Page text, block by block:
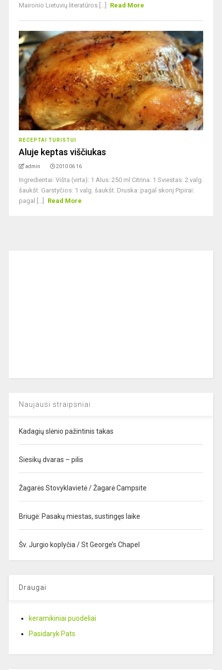
Maironio Lietuvių literatūros [...]
Read More
RECEPTAI TURISTUI
Aluje keptas viščiukas
admin 2010 06 16
Ingredientai: Višta (virta): 1 Alus: 250 ml Citrina: 1 Sviestas: 2 valg.
šaukšt. Garstyčios: 1 valg. šaukšt. Druska: pagal skonį Pipirai:
pagal [...]
Read More
Naujausi straipsniai
Kadagių slėnio pažintinis takas
Siesikų dvaras – pilis
Žagarės Stovyklavietė / Žagarė Campsite
Briugė: Pasakų miestas, sustingęs laike
Šv. Jurgio koplyčia / St George’s Chapel
Draugai
keramikiniai puodeliai
Pasidaryk Pats